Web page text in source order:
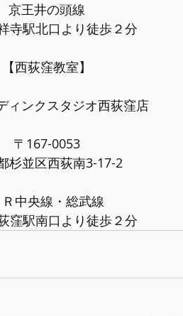
京王井の頭線
寺駅北口より徒歩２分
【西荻窪教室】
ィンクスタジオ西荻窪店
〒167-0053
杉並区西荻南3-17-2
Ｒ中央線・総武線
窪駅南口より徒歩２分